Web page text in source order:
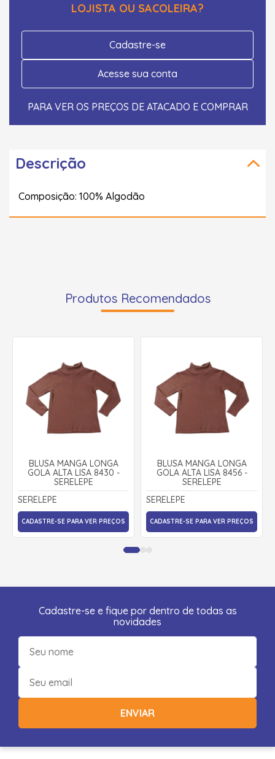
LOJISTA OU SACOLEIRA?
Cadastre-se
Acesse sua conta
PARA VER OS PREÇOS DE ATACADO E COMPRAR
Descrição
Composição: 100% Algodão
Produtos Recomendados
BLUSA MANGA LONGA
GOLA ALTA LISA 8430 -
SERELEPE
SERELEPE
CADASTRE-SE PARA VER PREÇOS
BLUSA MANGA LONGA
GOLA ALTA LISA 8456 -
SERELEPE
SERELEPE
CADASTRE-SE PARA VER PREÇOS
Cadastre-se e fique por dentro de todas as
novidades
ENVIAR